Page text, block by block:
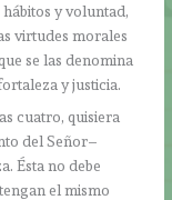
y voluntad,
virtudes morales
se las denomina
y justicia.
cuatro, quisiera
del Señor–
Ésta no debe
el mismo